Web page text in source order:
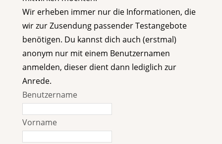
Wir erheben immer nur die Informationen, die
wir zur Zusendung passender Testangebote
benötigen. Du kannst dich auch (erstmal)
anonym nur mit einem Benutzernamen
anmelden, dieser dient dann lediglich zur
Anrede.
Benutzername
Vorname